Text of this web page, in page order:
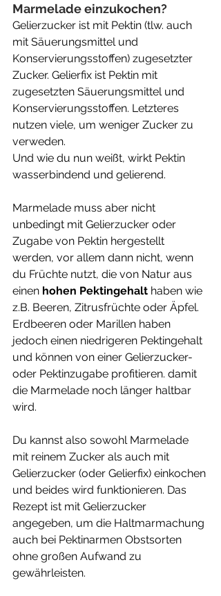
Marmelade einzukochen?
Gelierzucker ist mit Pektin (tlw. auch
mit Säuerungsmittel und
Konservierungsstoffen) zugesetzter
Zucker. Gelierfix ist Pektin mit
zugesetzten Säuerungsmittel und
Konservierungsstoffen. Letzteres
nutzen viele, um weniger Zucker zu
verweden.
Und wie du nun weißt, wirkt Pektin
wasserbindend und gelierend.
Marmelade muss aber nicht
unbedingt mit Gelierzucker oder
Zugabe von Pektin hergestellt
werden, vor allem dann nicht, wenn
du Früchte nutzt, die von Natur aus
einen hohen Pektingehalt haben wie
z.B. Beeren, Zitrusfrüchte oder Äpfel.
Erdbeeren oder Marillen haben
jedoch einen niedrigeren Pektingehalt
und können von einer Gelierzucker-
oder Pektinzugabe profitieren. damit
die Marmelade noch länger haltbar
wird.
Du kannst also sowohl Marmelade
mit reinem Zucker als auch mit
Gelierzucker (oder Gelierfix) einkochen
und beides wird funktionieren. Das
Rezept ist mit Gelierzucker
angegeben, um die Haltmarmachung
auch bei Pektinarmen Obstsorten
ohne großen Aufwand zu
gewährleisten.